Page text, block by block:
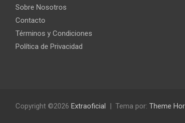
Sobre Nosotros
Contacto
Términos y Condiciones
Política de Privacidad
Copyright ©2026 Extraoficial Tema por: Theme